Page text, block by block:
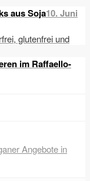
aus Soja10. Juni
im Raffaello-
Angebote in